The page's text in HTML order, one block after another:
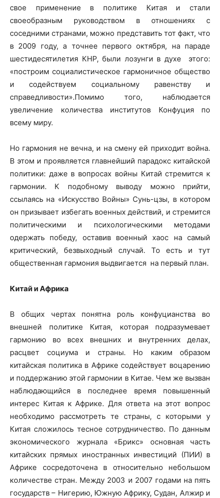
свое применение в политике Китая и стали
своеобразным руководством в отношениях с
соседними странами, можно представить тот факт, что
в 2009 году, а точнее первого октября, на параде
шестидесятилетия КНР, были лозунги в духе этого:
«построим социалистическое гармоничное общество
и содействуем социальному равенству и
справедливости».Помимо того, наблюдается
увеличение количества институтов Конфуция по
всему миру.
Но гармония не вечна, и на смену ей приходит война.
В этом и проявляется главнейший парадокс китайской
политики: даже в вопросах войны Китай стремится к
гармонии. К подобному выводу можно прийти,
ссылаясь на «Искусство Войны» Сунь-цзы, в котором
он призывает избегать военных действий, и стремится
политическими и психологическими методами
одержать победу, оставив военный хаос на самый
критический, безвыходный случай. То есть и тут
общественная гармония выдвигается на первый план.
Китай и Африка
В общих чертах понятна роль конфуцианства во
внешней политике Китая, которая подразумевает
гармонию во всех внешних и внутренних делах,
расцвет социума и страны. Но каким образом
китайская политика в Африке содействует воцарению
и поддержанию этой гармонии в Китае. Чем же вызван
наблюдающийся в последнее время повышенный
интерес Китая к Африке. Для ответа на этот вопрос
необходимо рассмотреть те страны, с которыми у
Китая сложилось тесное сотрудничество. По данным
экономического журнала «Брикс» основная часть
китайских прямых иностранных инвестиций (ПИИ) в
Африке сосредоточена в относительно небольшом
количестве стран. Между 2003 и 2007 годами на пять
государств – Нигерию, Южную Африку, Судан, Алжир и